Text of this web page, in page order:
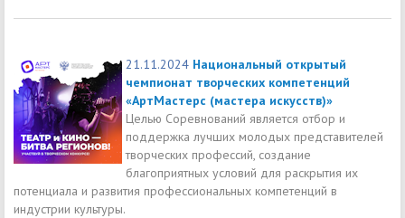
21.11.2024 Национальный открытый
чемпионат творческих компетенций
«АртМастерс (мастера искусств)»
Целью Соревнований является отбор и
поддержка лучших молодых представителей
творческих профессий, создание
благоприятных условий для раскрытия их
потенциала и развития профессиональных компетенций в
индустрии культуры.